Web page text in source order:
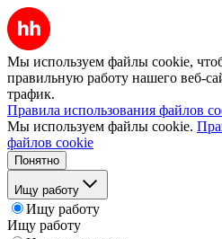
Мы используем файлы cookie,
правильную работу нашего веб-
трафик.
Правила использования файлов
Мы используем файлы cookie.
файлов cookie
Понятно
Ищу работу
Ищу работу
Ищу работу